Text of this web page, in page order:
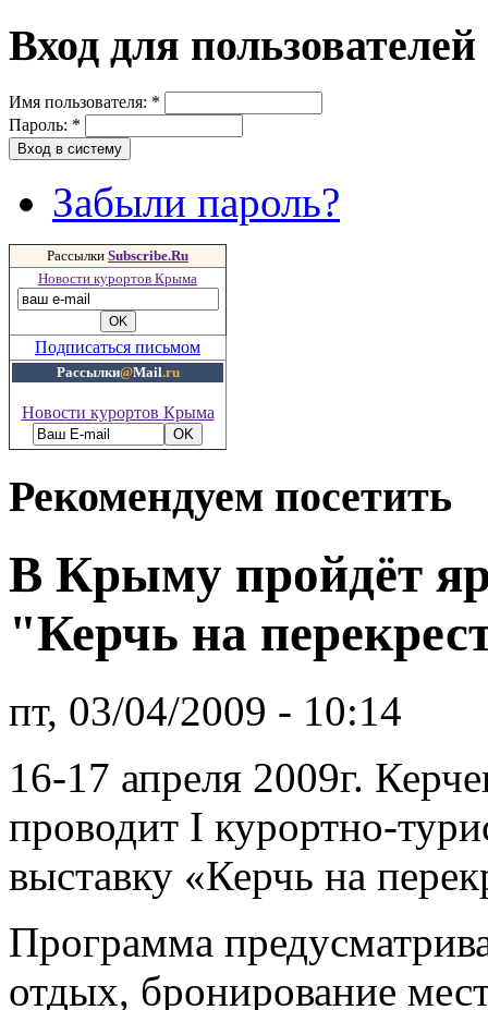
Вход для пользователей
Имя пользователя: *
Пароль: *
Забыли пароль?
Рассылки Subscribe.Ru
Новости курортов Крыма
Подписаться письмом
Рассылки@Mail.ru
Новости курортов Крыма
Рекомендуем посетить
В Крыму пройдёт
"Керчь на
пт, 03/04/2009 - 10:14
16-17 апреля 2009г.
проводит I курортно-
выставку «Керчь на
Программа
отдых, бронирование